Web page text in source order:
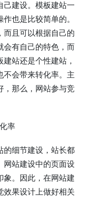
己建设。模板建站一
也是比较简单的。
而且可以根据自己的
会有自己的特色，而
站还是个性建站，
不会带来转化率。主
，那么，网站参与竞
的细节建设，站长都
网站建设中的页面设
象。因此，在网站建
效果设计上做好相关